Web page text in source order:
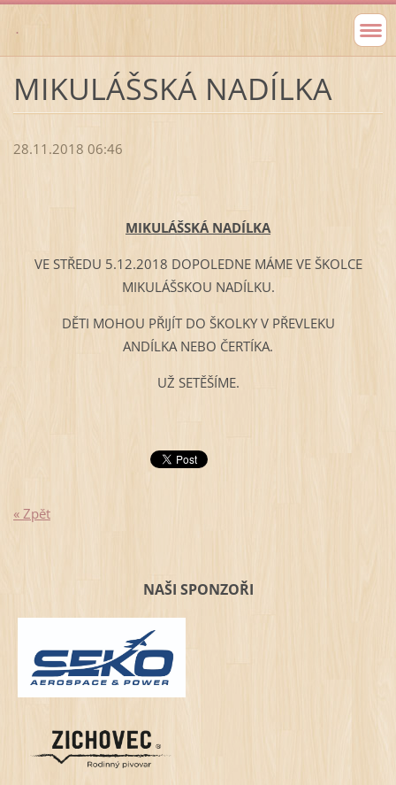
.
MIKULÁŠSKÁ NADÍLKA
28.11.2018 06:46
MIKULÁŠSKÁ NADÍLKA
VE STŘEDU 5.12.2018 DOPOLEDNE MÁME VE ŠKOLCE
MIKULÁŠSKOU NADÍLKU.
DĚTI MOHOU PŘIJÍT DO ŠKOLKY V PŘEVLEKU
ANDÍLKA NEBO ČERTÍKA.
UŽ SETĚŠÍME.
« Zpět
NAŠI SPONZOŘI